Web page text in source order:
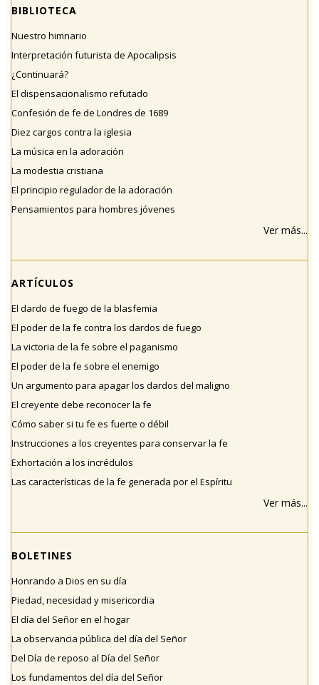
BIBLIOTECA
Nuestro himnario
Interpretación futurista de Apocalipsis
¿Continuará?
El dispensacionalismo refutado
Confesión de fe de Londres de 1689
Diez cargos contra la iglesia
La música en la adoración
La modestia cristiana
El principio regulador de la adoración
Pensamientos para hombres jóvenes
Ver más...
ARTÍCULOS
El dardo de fuego de la blasfemia
El poder de la fe contra los dardos de fuego
La victoria de la fe sobre el paganismo
El poder de la fe sobre el enemigo
Un argumento para apagar los dardos del maligno
El creyente debe reconocer la fe
Cómo saber si tu fe es fuerte o débil
Instrucciones a los creyentes para conservar la fe
Exhortación a los incrédulos
Las características de la fe generada por el Espíritu
Ver más...
BOLETINES
Honrando a Dios en su día
Piedad, necesidad y misericordia
El día del Señor en el hogar
La observancia pública del día del Señor
Del Día de reposo al Día del Señor
Los fundamentos del día del Señor